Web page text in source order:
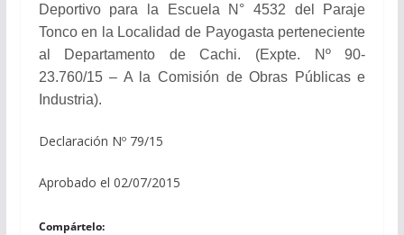
Deportivo para la Escuela N° 4532 del Paraje
Tonco en la Localidad de Payogasta perteneciente
al Departamento de Cachi. (Expte. Nº 90-
23.760/15 – A la Comisión de Obras Públicas e
Industria).
Declaración Nº 79/15
Aprobado el 02/07/2015
Compártelo: